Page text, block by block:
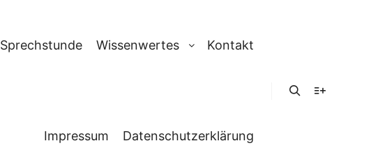
Sprechstunde Wissenwertes Kontakt
Impressum Datenschutzerklärung